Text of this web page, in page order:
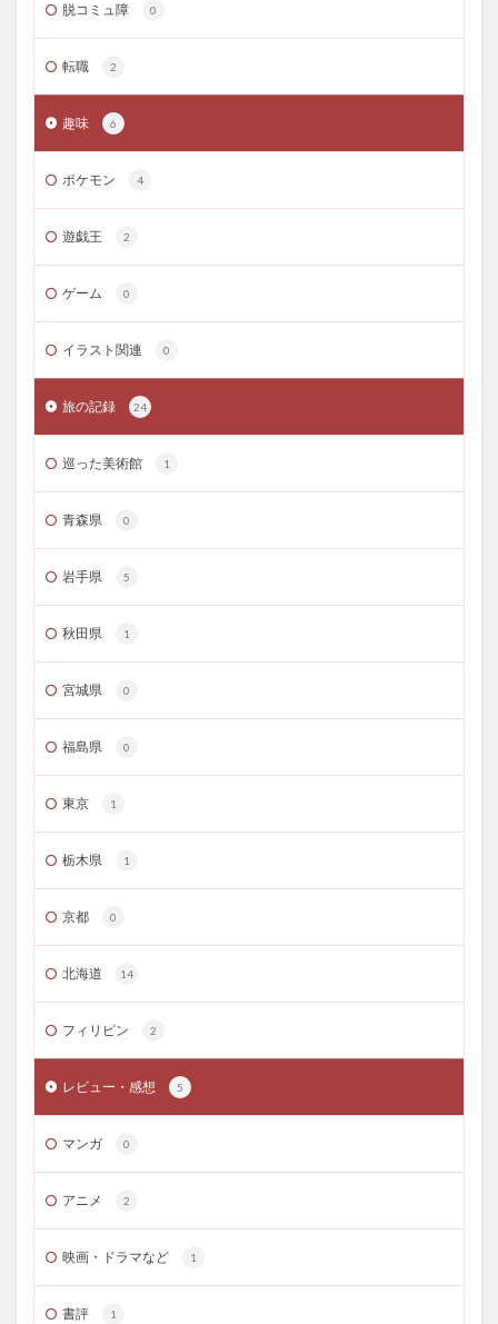
脱コミュ障 0
転職 2
趣味 6
ポケモン 4
遊戯王 2
ゲーム 0
イラスト関連 0
旅の記録 24
巡った美術館 1
青森県 0
岩手県 5
秋田県 1
宮城県 0
福島県 0
東京 1
栃木県 1
京都 0
北海道 14
フィリピン 2
レビュー・感想 5
マンガ 0
アニメ 2
映画・ドラマなど 1
書評 1